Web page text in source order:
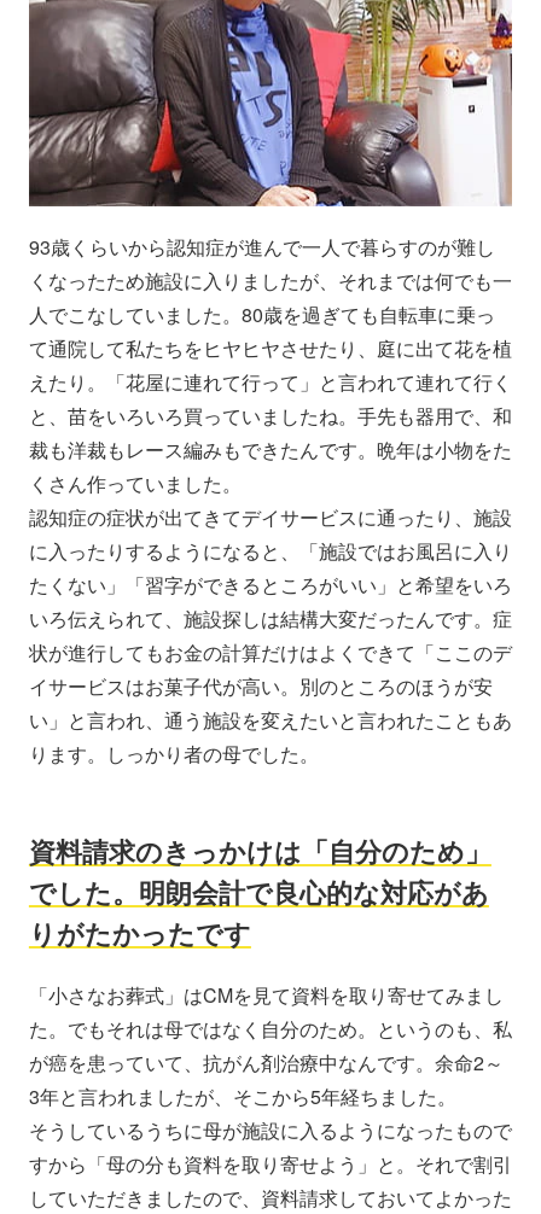
93歳くらいから認知症が進んで一人で暮らすのが難し
くなったため施設に入りましたが、それまでは何でも一
人でこなしていました。80歳を過ぎても自転車に乗っ
て通院して私たちをヒヤヒヤさせたり、庭に出て花を植
えたり。「花屋に連れて行って」と言われて連れて行く
と、苗をいろいろ買っていましたね。手先も器用で、和
裁も洋裁もレース編みもできたんです。晩年は小物をた
くさん作っていました。
認知症の症状が出てきてデイサービスに通ったり、施設
に入ったりするようになると、「施設ではお風呂に入り
たくない」「習字ができるところがいい」と希望をいろ
いろ伝えられて、施設探しは結構大変だったんです。症
状が進行してもお金の計算だけはよくできて「ここのデ
イサービスはお菓子代が高い。別のところのほうが安
い」と言われ、通う施設を変えたいと言われたこともあ
ります。しっかり者の母でした。
資料請求のきっかけは「自分のため」
でした。明朗会計で良心的な対応があ
りがたかったです
「小さなお葬式」はCMを見て資料を取り寄せてみまし
た。でもそれは母ではなく自分のため。というのも、私
が癌を患っていて、抗がん剤治療中なんです。余命2～
3年と言われましたが、そこから5年経ちました。
そうしているうちに母が施設に入るようになったもので
すから「母の分も資料を取り寄せよう」と。それで割引
していただきましたので、資料請求しておいてよかった